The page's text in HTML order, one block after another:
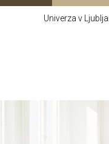
Univerza v